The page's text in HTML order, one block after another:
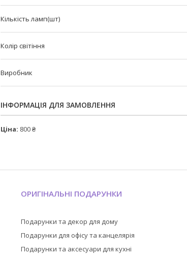
Кількість ламп(шт)
Колір світіння
Виробник
ІНФОРМАЦІЯ ДЛЯ ЗАМОВЛЕННЯ
Ціна: 800 ₴
ОРИГІНАЛЬНІ ПОДАРУНКИ
Подарунки та декор для дому
Подарунки для офісу та канцелярія
Подарунки та аксесуари для кухні